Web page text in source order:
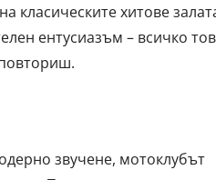
класическите хитове
ентусиазъм – всичко
звучене, мотоклубът